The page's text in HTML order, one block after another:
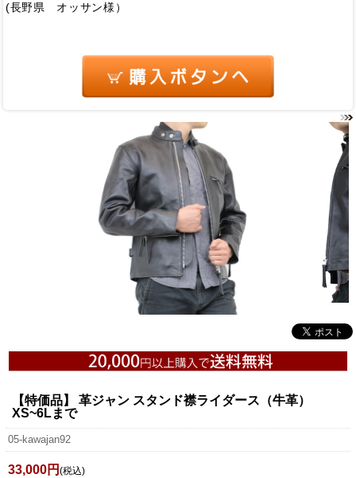
(長野県 オッサン様）
【特価品】 革ジャン スタンド襟ライダース（牛革）
XS~6Lまで
05-kawajan92
33,000円 (税込)